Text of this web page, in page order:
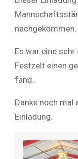
nachgekommen.
Es war eine
Festzelt einen
fand.
Danke noch mal
Einladung.